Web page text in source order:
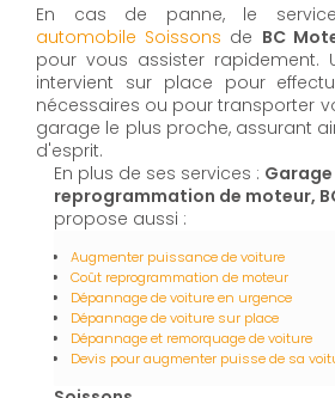
En cas de panne, le
automobile Soissons de BC
pour vous assister rapidement.
intervient sur place pour
nécessaires ou pour transporter
garage le plus proche, assurant
d'esprit.
En plus de ses services :
reprogrammation de moteur,
propose aussi :
Augmenter puissance de voiture
Coût reprogrammation de moteur
Dépannage de voiture en urgence
Dépannage de voiture sur place
Dépannage et remorquage de voiture
Devis pour augmenter puisse de sa